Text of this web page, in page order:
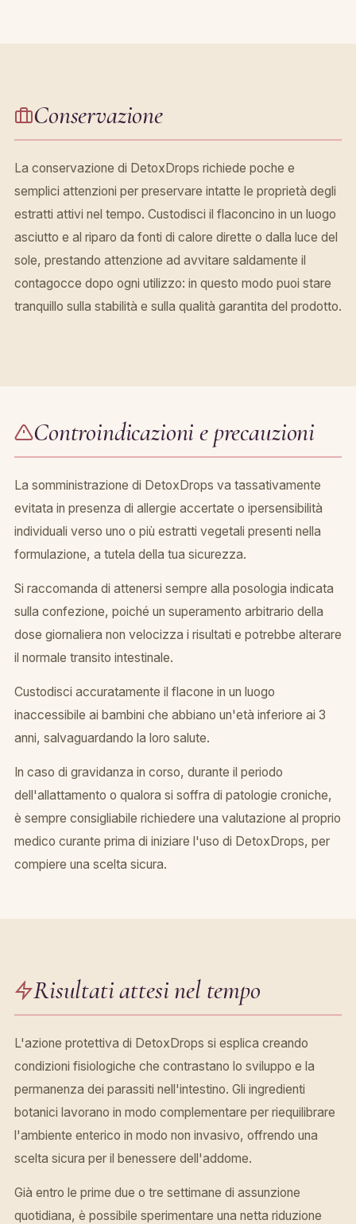
Conservazione
La conservazione di DetoxDrops richiede poche e
semplici attenzioni per preservare intatte le proprietà degli
estratti attivi nel tempo. Custodisci il flaconcino in un luogo
asciutto e al riparo da fonti di calore dirette o dalla luce del
sole, prestando attenzione ad avvitare saldamente il
contagocce dopo ogni utilizzo: in questo modo puoi stare
tranquillo sulla stabilità e sulla qualità garantita del prodotto.
Controindicazioni e precauzioni
La somministrazione di DetoxDrops va tassativamente
evitata in presenza di allergie accertate o ipersensibilità
individuali verso uno o più estratti vegetali presenti nella
formulazione, a tutela della tua sicurezza.
Si raccomanda di attenersi sempre alla posologia indicata
sulla confezione, poiché un superamento arbitrario della
dose giornaliera non velocizza i risultati e potrebbe alterare
il normale transito intestinale.
Custodisci accuratamente il flacone in un luogo
inaccessibile ai bambini che abbiano un'età inferiore ai 3
anni, salvaguardando la loro salute.
In caso di gravidanza in corso, durante il periodo
dell'allattamento o qualora si soffra di patologie croniche,
è sempre consigliabile richiedere una valutazione al proprio
medico curante prima di iniziare l'uso di DetoxDrops, per
compiere una scelta sicura.
Risultati attesi nel tempo
L'azione protettiva di DetoxDrops si esplica creando
condizioni fisiologiche che contrastano lo sviluppo e la
permanenza dei parassiti nell'intestino. Gli ingredienti
botanici lavorano in modo complementare per riequilibrare
l'ambiente enterico in modo non invasivo, offrendo una
scelta sicura per il benessere dell'addome.
Già entro le prime due o tre settimane di assunzione
quotidiana, è possibile sperimentare una netta riduzione